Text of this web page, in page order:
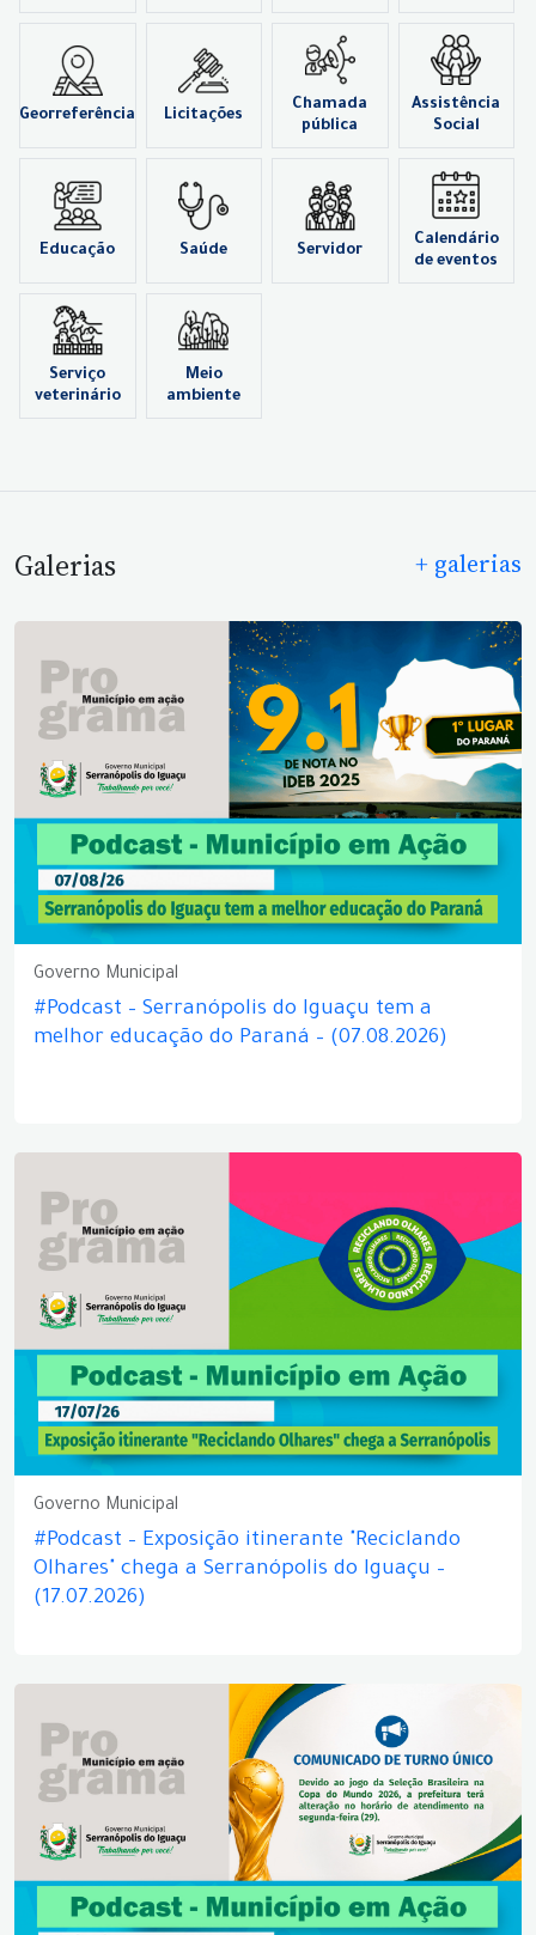
Georreferência Licitações
Chamada
pública
Assistência
Social
Educação Saúde Servidor
Calendário
de eventos
Serviço
veterinário
Meio
ambiente
Galerias + galerias
Governo Municipal
#Podcast – Serranópolis do Iguaçu tem a
melhor educação do Paraná – (07.08.2026)
Governo Municipal
#Podcast – Exposição itinerante "Reciclando
Olhares" chega a Serranópolis do Iguaçu –
(17.07.2026)